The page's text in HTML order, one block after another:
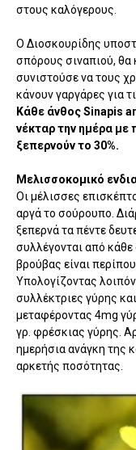
στους καλόγερους.
Ο Διοσκουρίδης
σπόρους σιναπιού, θα
συνιστούσε να τους
κάνουν γαργάρες για
Κάθε άνθος Sinapis
νέκταρ την ημέρα με
ξεπερνούν το 30%.
Μελισσοκομικό
Οι μέλισσες
αργά το σούρουπο.
ξεπερνά τα πέντε
συλλέγονται από
βρούβας είναι
Υπολογίζοντας
συλλέκτριες γύρης
μεταφέροντας 4mg
γρ. φρέσκιας γύρης.
ημερήσια ανάγκη της
αρκετής ποσότητας.